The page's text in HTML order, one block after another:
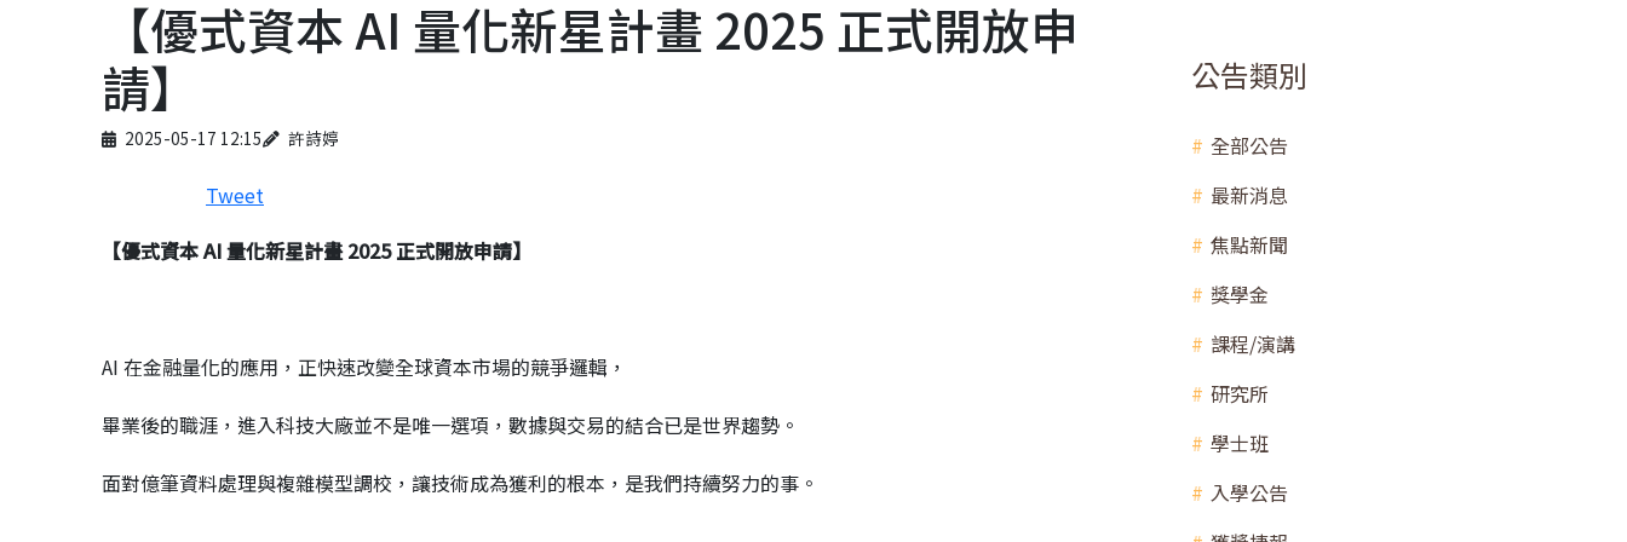
【優式資本 AI 量化新星計畫 2025 正式開放申
請】
Published on
2025-05-17 12:15
Author 許詩婷
Tweet
【優式資本AI量化新星計畫2025正式開放申請】
AI 在金融量化的應用，正快速改變全球資本市場的競爭邏輯，
畢業後的職涯，進入科技大廠並不是唯一選項，數據與交易的結合已是世界趨勢。
面對億筆資料處理與複雜模型調校，讓技術成為獲利的根本，是我們持續努力的事。
公告類別
全部公告
最新消息
焦點新聞
獎學金
課程/演講
研究所
學士班
入學公告